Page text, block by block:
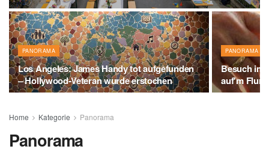
PANORAMA
Los Angeles: James Handy tot aufgefunden
– Hollywood-Veteran wurde erstochen
PANORAMA
Besuch im
auf'm Flur
Home Kategorie Panorama
Panorama